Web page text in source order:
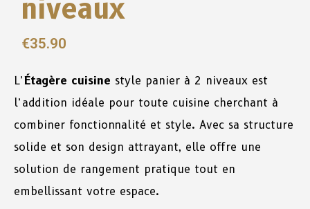
niveaux
€35.90
L’Étagère cuisine style panier à 2 niveaux est
l’addition idéale pour toute cuisine cherchant à
combiner fonctionnalité et style. Avec sa structure
solide et son design attrayant, elle offre une
solution de rangement pratique tout en
embellissant votre espace.